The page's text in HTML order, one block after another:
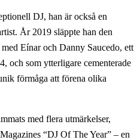
DJ, han är också en
År 2019 släppte han den
Eínar och Danny Saucedo, ett
och som ytterligare cementerade
förmåga att förena olika
med flera utmärkelser,
“DJ Of The Year” – en